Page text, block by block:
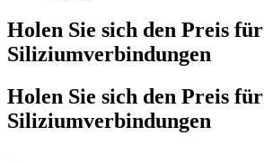
Holen Sie sich den Preis für
Siliziumverbindungen
Holen Sie sich den Preis für
Siliziumverbindungen